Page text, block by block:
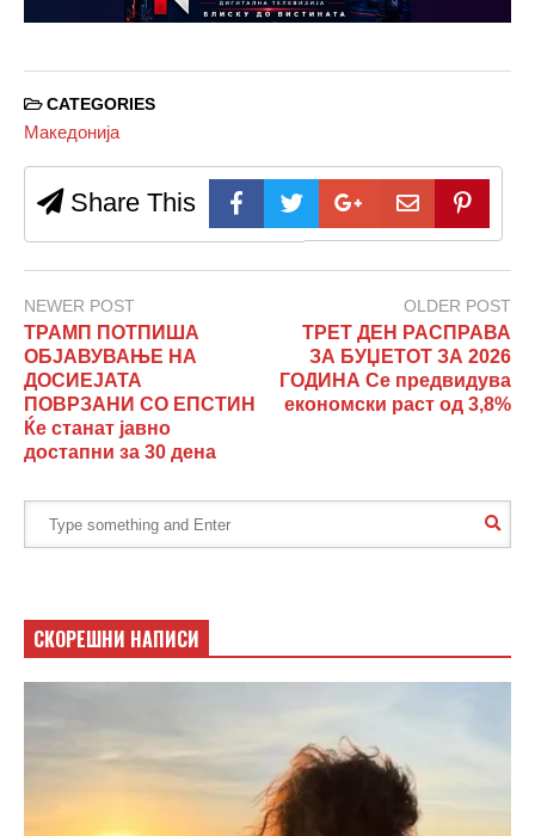
CATEGORIES
Македонија
Share This
NEWER POST
ТРАМП ПОТПИША
ОБЈАВУВАЊЕ НА
ДОСИЕЈАТА
ПОВРЗАНИ СО ЕПСТИН
Ќе станат јавно
достапни за 30 дена
OLDER POST
ТРЕТ ДЕН РАСПРАВА
ЗА БУЏЕТОТ ЗА 2026
ГОДИНА Се предвидува
економски раст од 3,8%
СКОРЕШНИ НАПИСИ